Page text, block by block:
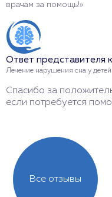
врачам за помощь!»
Ответ представителя
Лечение нарушения сна у
Спасибо за
если потребуется
Все отзывы